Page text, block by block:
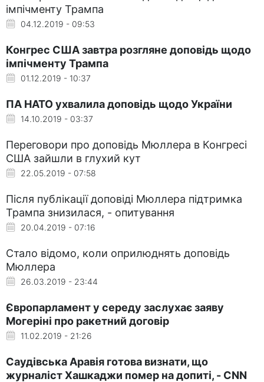
імпічменту Трампа
04.12.2019 - 09:53
Конгрес США завтра розгляне доповідь щодо
імпічменту Трампа
01.12.2019 - 10:37
ПА НАТО ухвалила доповідь щодо України
14.10.2019 - 03:37
Переговори про доповідь Мюллера в Конгресі
США зайшли в глухий кут
22.05.2019 - 07:58
Після публікації доповіді Мюллера підтримка
Трампа знизилася, - опитування
20.04.2019 - 07:16
Стало відомо, коли оприлюднять доповідь
Мюллера
26.03.2019 - 23:44
Європарламент у середу заслухає заяву
Могеріні про ракетний договір
11.02.2019 - 21:26
Саудівська Аравія готова визнати, що
журналіст Хашкаджи помер на допиті, - CNN